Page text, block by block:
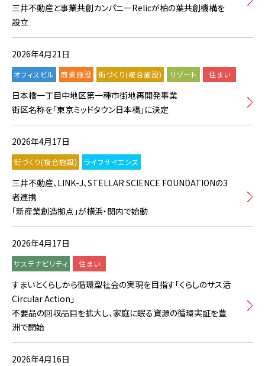
三井不動産と事業共創カンパニーRelicが柏の葉共創機構を
設立
2026年4月21日
オフィスビル 商業施設 街づくり(複合施設) リゾート 住まい
日本橋一丁目中地区第一種市街地再開発事業
街区名称を「東京ミッドタウン日本橋」に決定
2026年4月17日
街づくり(複合施設) ライフサイエンス
三井不動産、LINK-J、STELLAR SCIENCE FOUNDATIONの3
者連携
「新産業創造拠点」が横浜・関内で始動
2026年4月17日
サステナビリティ 住まい
すまいとくらしから循環型社会の実現を目指す「くらしのサス活
Circular Action」
不要品の回収品目を拡大し、家庭に眠る資源の循環実証を豊
洲で開始
2026年4月16日